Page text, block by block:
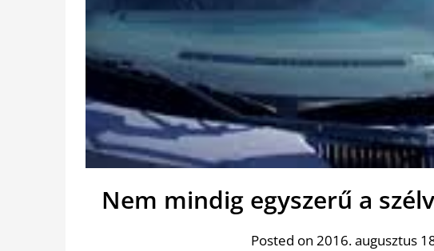
Nem mindig egyszerű a
Posted on 2016. augusztus